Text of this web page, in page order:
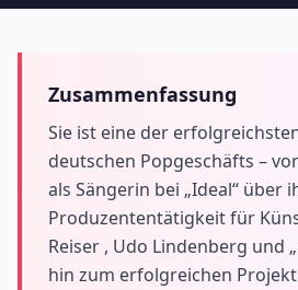
Zusammenfassung
Sie ist eine der
deutschen Popgeschäfts –
als Sängerin bei „Ideal“ über
Produzententätigkeit für
Reiser , Udo Lindenberg und
hin zum erfolgreichen Projekt